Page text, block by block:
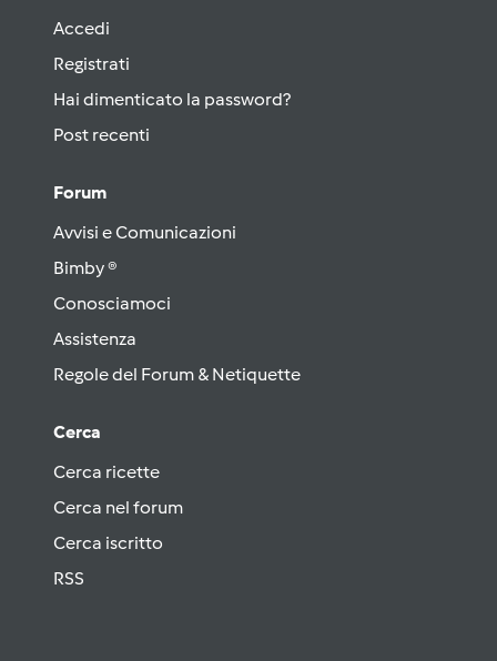
Accedi
Registrati
Hai dimenticato la password?
Post recenti
Forum
Avvisi e Comunicazioni
Bimby ®
Conosciamoci
Assistenza
Regole del Forum & Netiquette
Cerca
Cerca ricette
Cerca nel forum
Cerca iscritto
RSS